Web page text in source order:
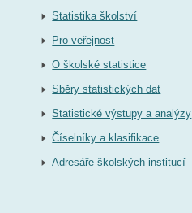
Statistika školství
Pro veřejnost
O školské statistice
Sběry statistických dat
Statistické výstupy a analýzy
Číselníky a klasifikace
Adresáře školských institucí